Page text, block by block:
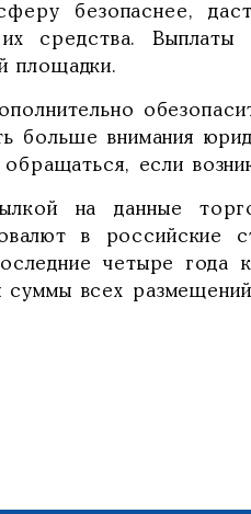
безопаснее,
средства. Выплаты
площадки.
больше внимания
если
на данные
в российские
четыре года
всех